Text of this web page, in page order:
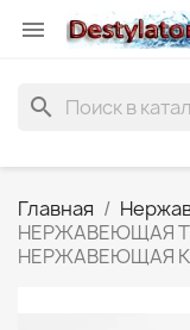

search
Главная
НЕРЖАВЕЮЩАЯ
НЕРЖАВЕЮЩАЯ